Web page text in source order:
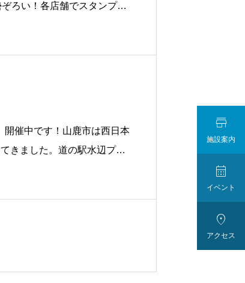
ろい！各店舗でスタンプを
開催中です！山鹿市は西日本
きました。道の駅水辺プラ

施設案内

イベント

アクセス